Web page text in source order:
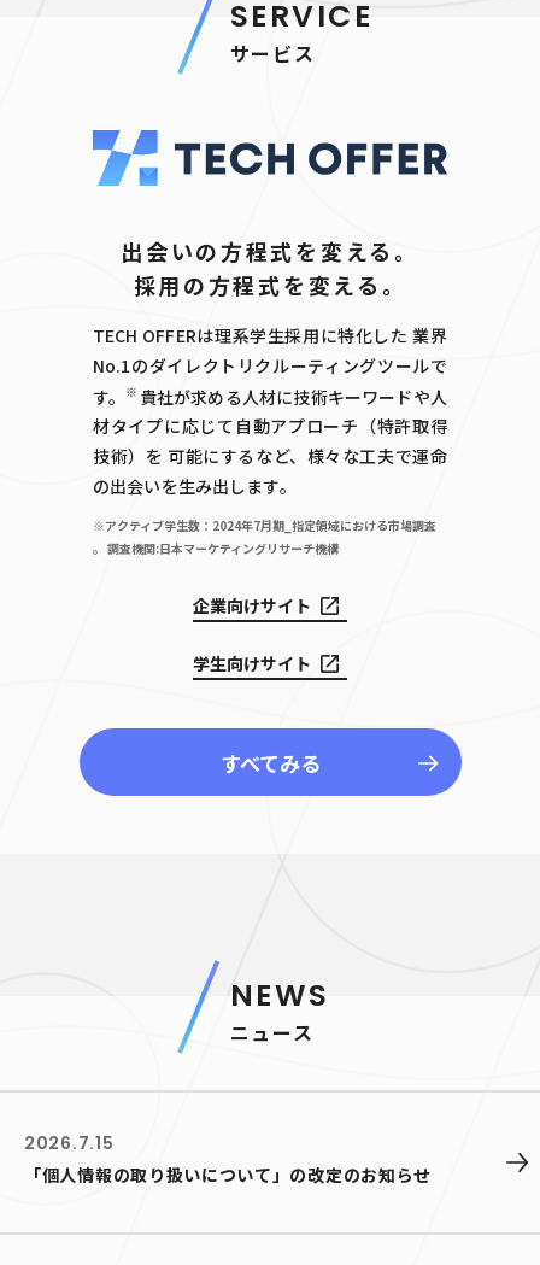
SERVICE
サービス
出会いの方程式を変える。
採用の方程式を変える。
TECH OFFERは理系学生採用に特化した 業界
No.1のダイレクトリクルーティングツールで
す。
※貴社が求める人材に技術キーワードや人
材タイプに応じて自動アプローチ（特許取得
技術）を 可能にするなど、様々な工夫で運命
の出会いを生み出します。
※アクティブ学生数：2024年7月期_指定領域における市場調査
。 調査機関:日本マーケティングリサーチ機構
企業向けサイト
学生向けサイト
すべてみる
NEWS
ニュース
2026.7.15
「個人情報の取り扱いについて」の改定のお知らせ